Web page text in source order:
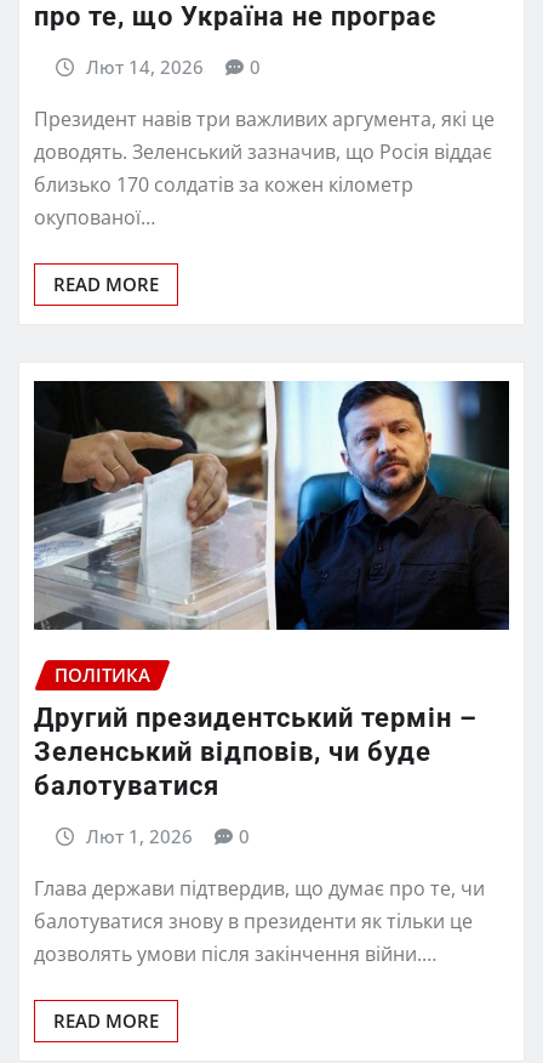
про те, що Україна не програє
Лют 14, 2026 0
Президент навів три важливих аргумента, які це
доводять. Зеленський зазначив, що Росія віддає
близько 170 солдатів за кожен кілометр
окупованої…
READ MORE
ПОЛІТИКА
Другий президентський термін –
Зеленський відповів, чи буде
балотуватися
Лют 1, 2026 0
Глава держави підтвердив, що думає про те, чи
балотуватися знову в президенти як тільки це
дозволять умови після закінчення війни.…
READ MORE